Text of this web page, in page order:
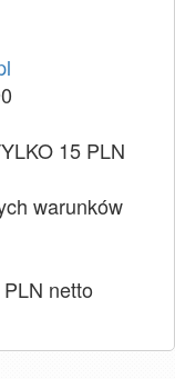
15 PLN
warunków
netto